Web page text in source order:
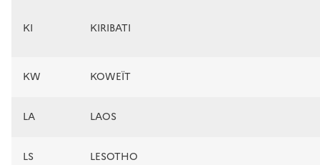
KI KIRIBATI
KW KOWEÏT
LA LAOS
LS LESOTHO